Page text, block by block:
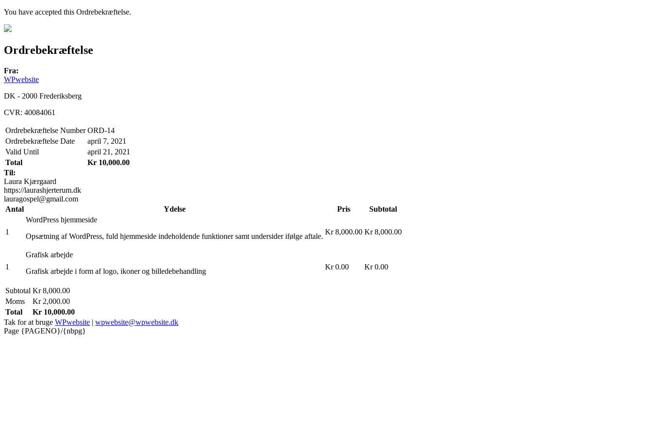
You have accepted this Ordrebekræftelse.
Ordrebekræftelse
Fra:
WPwebsite
DK - 2000 Frederiksberg
CVR: 40084061
Ordrebekræftelse Number ORD-14
Ordrebekræftelse Date
april 7, 2021
Valid Until
april 21, 2021
Total
Kr 10,000.00
Til:
Laura Kjærgaard
https://laurashjerterum.dk
lauragospel@gmail.com
Antal
Ydelse Pris Subtotal
1
WordPress hjemmeside
Opsætning af WordPress, fuld hjemmeside indeholdende funktioner samt undersider ifølge aftale.
Kr 8,000.00 Kr 8,000.00
1
Grafisk arbejde
Grafisk arbejde i form af logo, ikoner og billedebehandling
Kr 0.00 Kr 0.00
Subtotal Kr 8,000.00
Moms
Kr 2,000.00
Total
Kr 10,000.00
Tak for at bruge WPwebsite | wpwebsite@wpwebsite.dk
Page {PAGENO}/{nbpg}